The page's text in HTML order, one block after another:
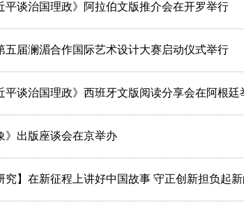
平谈治国理政》阿拉伯文版推介会在开罗举行
五届澜湄合作国际艺术设计大赛启动仪式举行
平谈治国理政》西班牙文版阅读分享会在阿根廷
》出版座谈会在京举办
究】在新征程上讲好中国故事 守正创新担负起